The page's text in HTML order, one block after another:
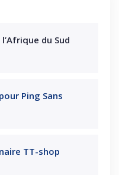
du Sud
Ping Sans
TT-shop